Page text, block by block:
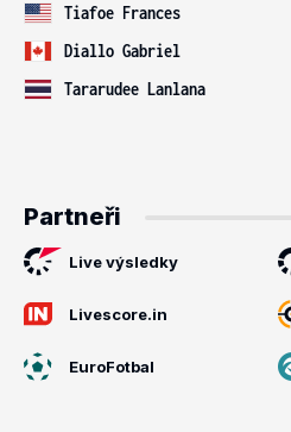
Tiafoe Frances
Diallo Gabriel
Tararudee Lanlana
Partneři
Live výsledky
Livescore.in
EuroFotbal